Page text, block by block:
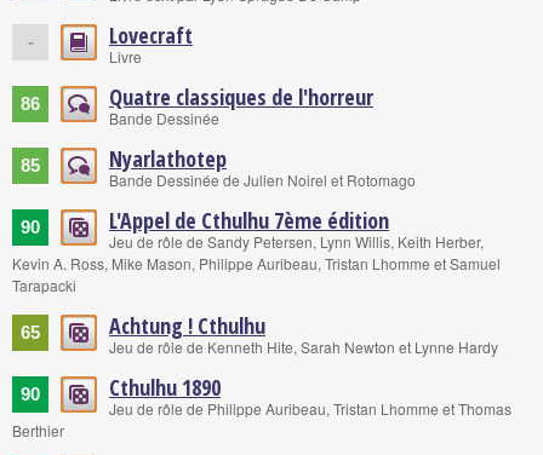
- Lovecraft
Livre
86 Quatre classiques de l'horreur
Bande Dessinée
85 Nyarlathotep
Bande Dessinée de Julien Noirel et Rotomago
90 L'Appel de Cthulhu 7ème édition
Jeu de rôle de Sandy Petersen, Lynn Willis, Keith Herber,
Kevin A. Ross, Mike Mason, Philippe Auribeau, Tristan Lhomme et Samuel
Tarapacki
65 Achtung ! Cthulhu
Jeu de rôle de Kenneth Hite, Sarah Newton et Lynne Hardy
90 Cthulhu 1890
Jeu de rôle de Philippe Auribeau, Tristan Lhomme et Thomas
Berthier